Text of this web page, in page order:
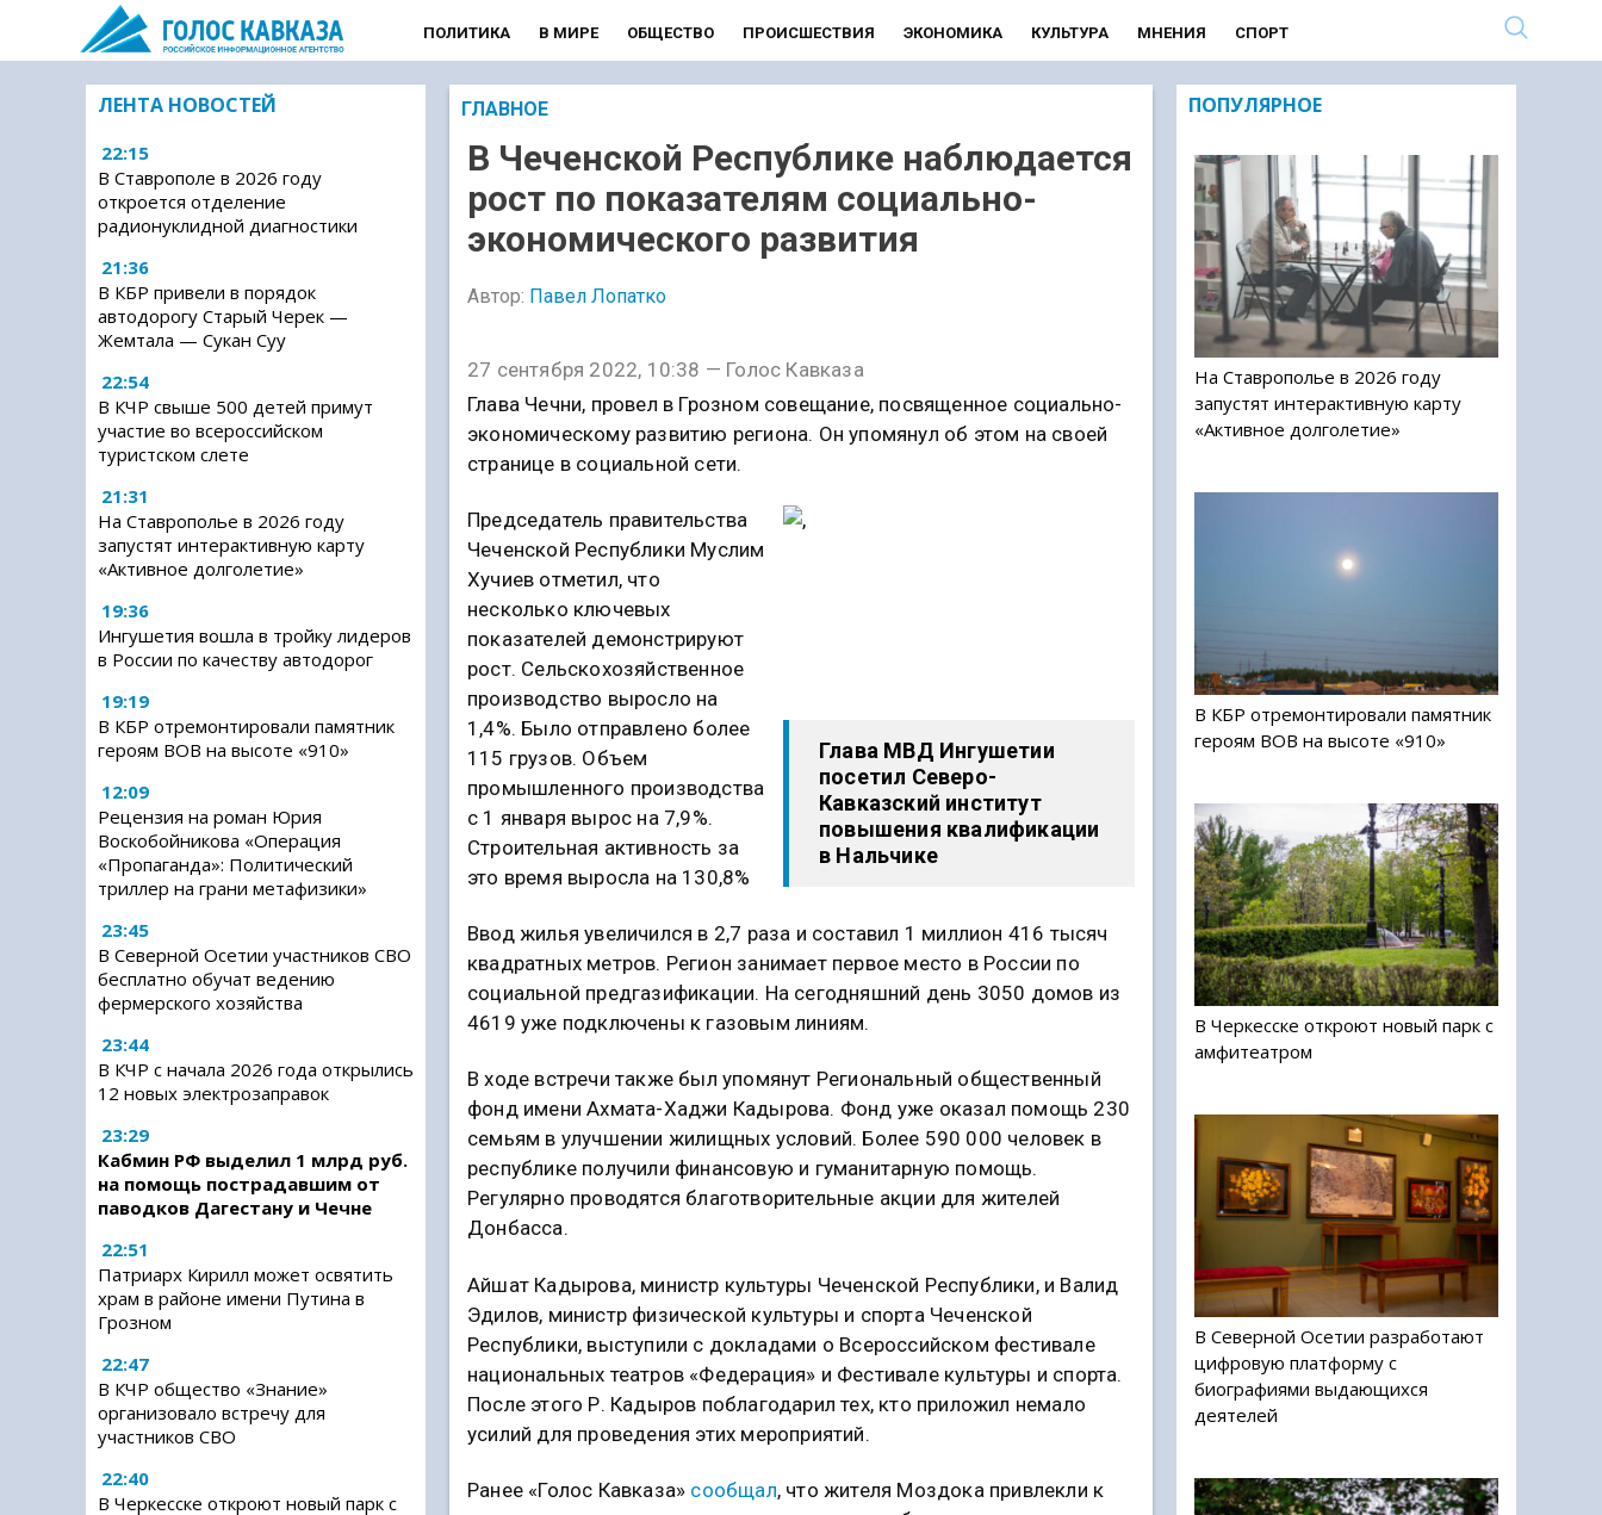
ПОЛИТИКА В МИРЕ ОБЩЕСТВО ПРОИСШЕСТВИЯ ЭКОНОМИКА КУЛЬТУРА МНЕНИЯ СПОРТ
ЛЕНТА НОВОСТЕЙ
22:15
В Ставрополе в 2026 году
откроется отделение
радионуклидной диагностики
21:36
В КБР привели в порядок
автодорогу Старый Черек —
Жемтала — Сукан Суу
22:54
В КЧР свыше 500 детей примут
участие во всероссийском
туристском слете
21:31
На Ставрополье в 2026 году
запустят интерактивную карту
«Активное долголетие»
19:36
Ингушетия вошла в тройку лидеров
в России по качеству автодорог
19:19
В КБР отремонтировали памятник
героям ВОВ на высоте «910»
12:09
Рецензия на роман Юрия
Воскобойникова «Операция
«Пропаганда»: Политический
триллер на грани метафизики»
23:45
В Северной Осетии участников СВО
бесплатно обучат ведению
фермерского хозяйства
23:44
В КЧР с начала 2026 года открылись
12 новых электрозаправок
23:29
Кабмин РФ выделил 1 млрд руб.
на помощь пострадавшим от
паводков Дагестану и Чечне
22:51
Патриарх Кирилл может освятить
храм в районе имени Путина в
Грозном
22:47
В КЧР общество «Знание»
организовало встречу для
участников СВО
22:40
В Черкесске откроют новый парк с
ГЛАВНОЕ
В Чеченской Республике наблюдается
рост по показателям социально-
экономического развития
Автор: Павел Лопатко
27 сентября 2022, 10:38 — Голос Кавказа
Глава Чечни, провел в Грозном совещание, посвященное социально-
экономическому развитию региона. Он упомянул об этом на своей
странице в социальной сети.
Глава МВД Ингушетии
посетил Северо-
Кавказский институт
повышения квалификации
в Нальчике
Председатель правительства
Чеченской Республики Муслим
Хучиев отметил, что
несколько ключевых
показателей демонстрируют
рост. Сельскохозяйственное
производство выросло на
1,4%. Было отправлено более
115 грузов. Объем
промышленного производства
с 1 января вырос на 7,9%.
Строительная активность за
это время выросла на 130,8%
Ввод жилья увеличился в 2,7 раза и составил 1 миллион 416 тысяч
квадратных метров. Регион занимает первое место в России по
социальной предгазификации. На сегодняшний день 3050 домов из
4619 уже подключены к газовым линиям.
В ходе встречи также был упомянут Региональный общественный
фонд имени Ахмата-Хаджи Кадырова. Фонд уже оказал помощь 230
семьям в улучшении жилищных условий. Более 590 000 человек в
республике получили финансовую и гуманитарную помощь.
Регулярно проводятся благотворительные акции для жителей
Донбасса.
Айшат Кадырова, министр культуры Чеченской Республики, и Валид
Эдилов, министр физической культуры и спорта Чеченской
Республики, выступили с докладами о Всероссийском фестивале
национальных театров «Федерация» и Фестивале культуры и спорта.
После этого Р. Кадыров поблагодарил тех, кто приложил немало
усилий для проведения этих мероприятий.
Ранее «Голос Кавказа» сообщал, что жителя Моздока привлекли к
ПОПУЛЯРНОЕ
На Ставрополье в 2026 году
запустят интерактивную карту
«Активное долголетие»
В КБР отремонтировали памятник
героям ВОВ на высоте «910»
В Черкесске откроют новый парк с
амфитеатром
В Северной Осетии разработают
цифровую платформу с
биографиями выдающихся
деятелей